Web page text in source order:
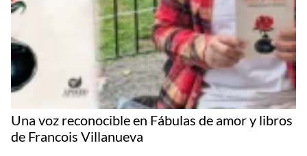
Una voz reconocible en Fábulas de amor y libros
de Francois Villanueva